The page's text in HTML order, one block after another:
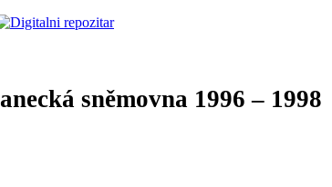
sněmovna 1996 – 1998